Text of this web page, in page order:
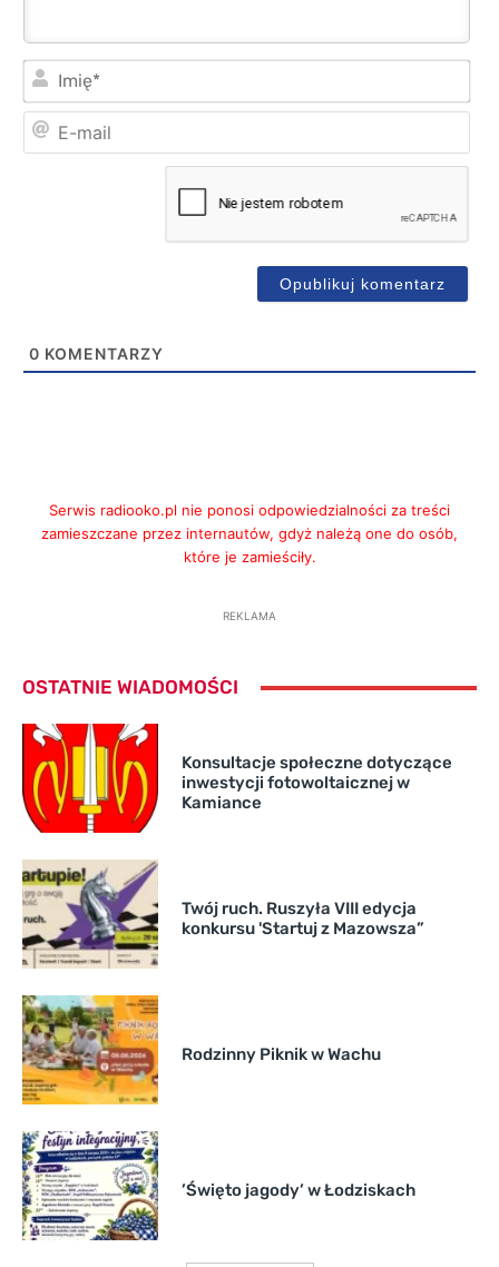
0 KOMENTARZY
Serwis radiooko.pl nie ponosi odpowiedzialności za treści
zamieszczane przez internautów, gdyż należą one do osób,
które je zamieściły.
REKLAMA
OSTATNIE WIADOMOŚCI
Konsultacje społeczne dotyczące
inwestycji fotowoltaicznej w
Kamiance
Twój ruch. Ruszyła VIII edycja
konkursu 'Startuj z Mazowsza”
Rodzinny Piknik w Wachu
’Święto jagody’ w Łodziskach